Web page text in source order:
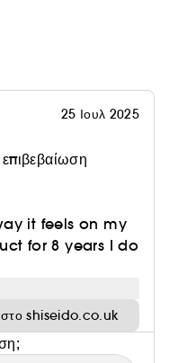
25 Ιουλ 2025
it feels on my
for 8 years I do
στο shiseido.co.uk